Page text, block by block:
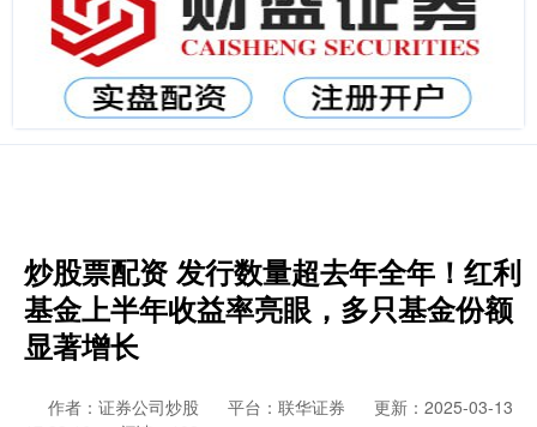
炒股票配资 发行数量超去年全年！红利
基金上半年收益率亮眼，多只基金份额
显著增长
作者：证券公司炒股 平台：联华证券
更新：2025-03-13